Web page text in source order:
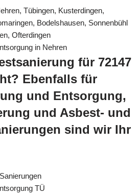
Tübingen, Kusterdingen,
Bodelshausen, Sonnenbühl
Ofterdingen
in Nehren
für 72147
Ebenfalls für
und Entsorgung,
und Asbest- und
sind wir Ihr
TÜ